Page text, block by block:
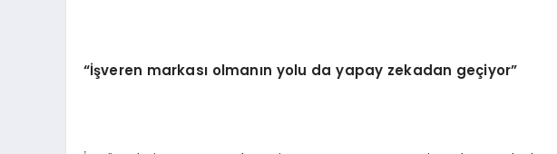
“İşveren markası olmanın yolu da yapay zekadan geçiyor”